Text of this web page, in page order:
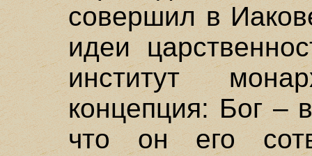
совершил в
идеи
институт
концепция: Бог –
что он его